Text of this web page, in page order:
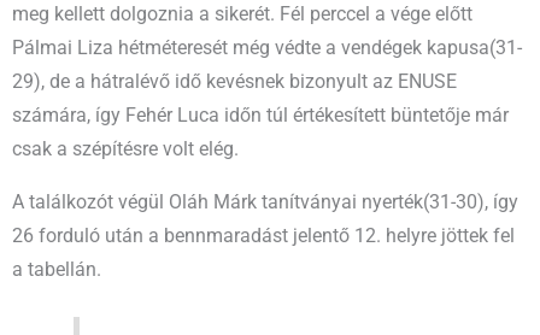
meg kellett dolgoznia a sikerét. Fél perccel a vége előtt
Pálmai Liza hétméteresét még védte a vendégek kapusa(31-
29), de a hátralévő idő kevésnek bizonyult az ENUSE
számára, így Fehér Luca időn túl értékesített büntetője már
csak a szépítésre volt elég.
A találkozót végül Oláh Márk tanítványai nyerték(31-30), így
26 forduló után a bennmaradást jelentő 12. helyre jöttek fel
a tabellán.